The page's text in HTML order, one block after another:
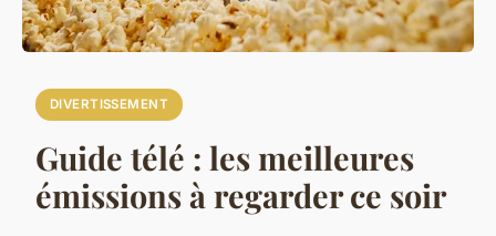
DIVERTISSEMENT
Guide télé : les meilleures
émissions à regarder ce soir